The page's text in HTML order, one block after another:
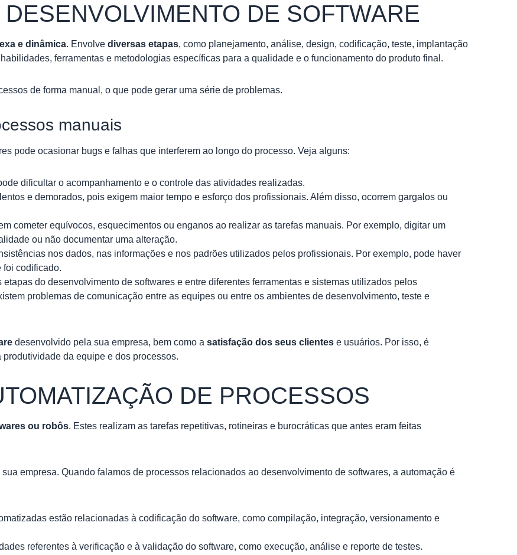
DE SOFTWARE
e dinâmica. Envolve diversas etapas, como planejamento, análise, design, codificação, teste, implantação
ferramentas e metodologias específicas para a qualidade e o funcionamento do produto final.
de forma manual, o que pode gerar uma série de problemas.
manuais
pode ocasionar bugs e falhas que interferem ao longo do processo. Veja alguns:
dificultar o acompanhamento e o controle das atividades realizadas.
e demorados, pois exigem maior tempo e esforço dos profissionais. Além disso, ocorrem gargalos ou
cometer equívocos, esquecimentos ou enganos ao realizar as tarefas manuais. Por exemplo, digitar um
ou não documentar uma alteração.
nos dados, nas informações e nos padrões utilizados pelos profissionais. Por exemplo, pode haver
foi codificado.
etapas do desenvolvimento de softwares e entre diferentes ferramentas e sistemas utilizados pelos
problemas de comunicação entre as equipes ou entre os ambientes de desenvolvimento, teste e
desenvolvido pela sua empresa, bem como a satisfação dos seus clientes e usuários. Por isso, é
da equipe e dos processos.
DE PROCESSOS
ou robôs. Estes realizam as tarefas repetitivas, rotineiras e burocráticas que antes eram feitas
sua empresa. Quando falamos de processos relacionados ao desenvolvimento de softwares, a automação é
estão relacionadas à codificação do software, como compilação, integração, versionamento e
referentes à verificação e à validação do software, como execução, análise e reporte de testes.